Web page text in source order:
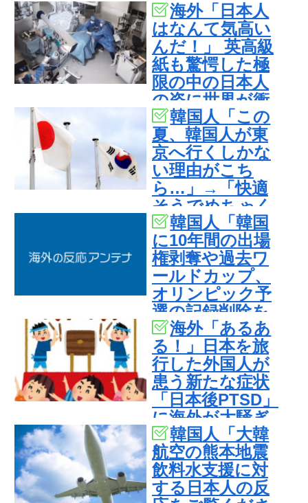
海外「日本人
はなんて気高い
んだ！」 英高級
紙も驚愕した極
限の中の日本人
の姿に世界が衝
撃韓国人「この
夏、韓国人が東
京へ行くしかな
い理由がこち
ら…」→「快適
そうでめちゃく
ちゃ羨ましい…
（ﾌﾞﾙﾌﾞﾙ」＝韓
国の反応
韓国人「韓国
に10年間の出場
権剥奪や過去ワ
ールドカップ、
オリンピック予
選の記録削除を
要求するFIFA公
式制裁を海外メ
ディアが報
道！」
海外「あるあ
る！」日本を旅
行した外国人が
患う新たな症状
「日本後PTSD」
に海外が大騒ぎ
韓国人「大韓
航空の熊本地震
飲料水支援に対
する日本人の反